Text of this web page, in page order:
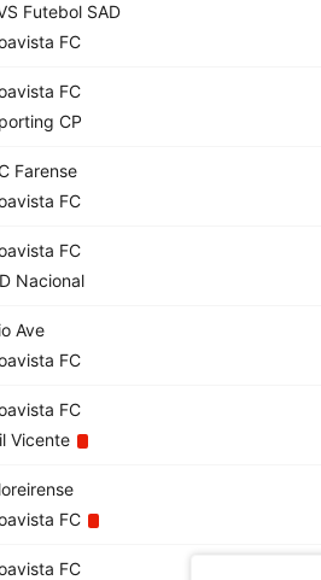
Futebol SAD
FC
FC
CP
Farense
FC
FC
Nacional
Ave
FC
FC
Vicente
FC
FC